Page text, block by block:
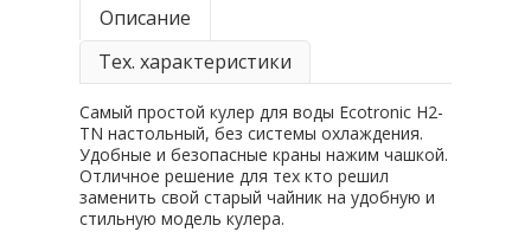
Описание
Тех. характеристики
Самый простой кулер для воды Ecotronic H2-
TN настольный, без системы охлаждения.
Удобные и безопасные краны нажим чашкой.
Отличное решение для тех кто решил
заменить свой старый чайник на удобную и
стильную модель кулера.